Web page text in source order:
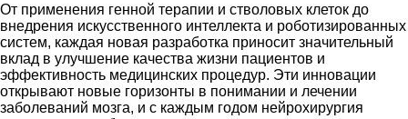
От применения генной терапии и стволовых клеток до
внедрения искусственного интеллекта и роботизированных
систем, каждая новая разработка приносит значительный
вклад в улучшение качества жизни пациентов и
эффективность медицинских процедур. Эти инновации
открывают новые горизонты в понимании и лечении
заболеваний мозга, и с каждым годом нейрохирургия